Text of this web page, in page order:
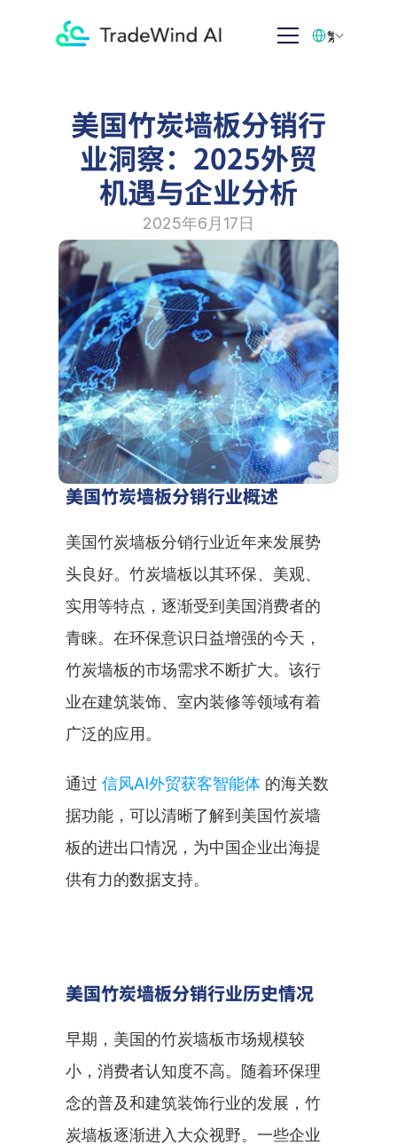
美国竹炭墙板分销行
业洞察：2025外贸
机遇与企业分析
2025年6月17日
美国竹炭墙板分销行业概述
美国竹炭墙板分销行业近年来发展势
头良好。竹炭墙板以其环保、美观、
实用等特点，逐渐受到美国消费者的
青睐。在环保意识日益增强的今天，
竹炭墙板的市场需求不断扩大。该行
业在建筑装饰、室内装修等领域有着
广泛的应用。
通过 信风AI外贸获客智能体 的海关数
据功能，可以清晰了解到美国竹炭墙
板的进出口情况，为中国企业出海提
供有力的数据支持。
美国竹炭墙板分销行业历史情况
早期，美国的竹炭墙板市场规模较
小，消费者认知度不高。随着环保理
念的普及和建筑装饰行业的发展，竹
炭墙板逐渐进入大众视野。一些企业
繁体中文